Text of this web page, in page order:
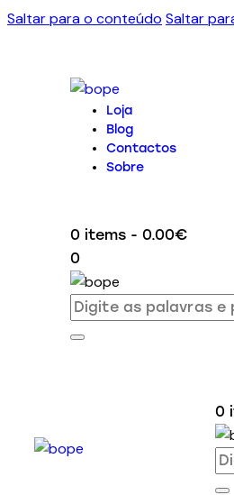
Saltar para o conteúdo Saltar
Loja
Blog
Contactos
Sobre
0 items - 0.00€
0
0